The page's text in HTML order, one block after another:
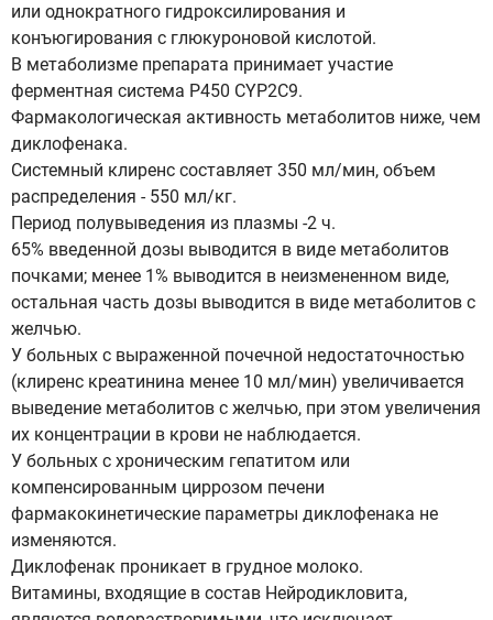
или однократного гидроксилирования и
конъюгирования с глюкуроновой кислотой.
В метаболизме препарата принимает участие
ферментная система Р450 CYP2C9.
Фармакологическая активность метаболитов ниже, чем
диклофенака.
Системный клиренс составляет 350 мл/мин, объем
распределения - 550 мл/кг.
Период полувыведения из плазмы -2 ч.
65% введенной дозы выводится в виде метаболитов
почками; менее 1% выводится в неизмененном виде,
остальная часть дозы выводится в виде метаболитов с
желчью.
У больных с выраженной почечной недостаточностью
(клиренс креатинина менее 10 мл/мин) увеличивается
выведение метаболитов с желчью, при этом увеличения
их концентрации в крови не наблюдается.
У больных с хроническим гепатитом или
компенсированным циррозом печени
фармакокинетические параметры диклофенака не
изменяются.
Диклофенак проникает в грудное молоко.
Витамины, входящие в состав Нейродикловита,